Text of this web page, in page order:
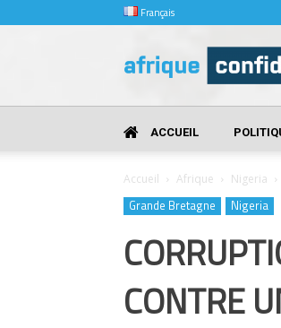
Français
Confidentielle
ACCUEIL
Accueil Afrique Nigeria
Grande Bretagne Nigeria
CONTRE